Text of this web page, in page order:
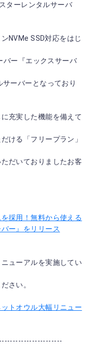
ターレンタルサーバ
NVMe SSD対応をはじ
ー『エックスサーバ
ーバーとなっており
充実した機能を備えて
ける「フリープラン」
だいておりましたお客
採用！無料から使える
ー』をリリース
ューアルを実施してい
さい。
トオウル大幅リニュー